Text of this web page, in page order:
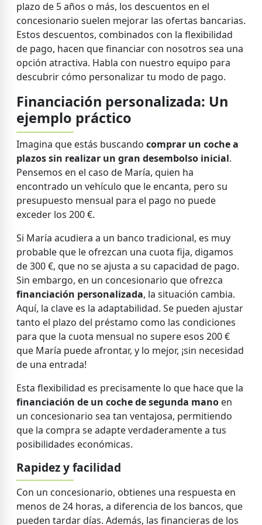
plazo de 5 años o más, los descuentos en el
concesionario suelen mejorar las ofertas bancarias.
Estos descuentos, combinados con la flexibilidad
de pago, hacen que financiar con nosotros sea una
opción atractiva. Habla con nuestro equipo para
descubrir cómo personalizar tu modo de pago.
Financiación personalizada: Un
ejemplo práctico
Imagina que estás buscando comprar un coche a
plazos sin realizar un gran desembolso inicial.
Pensemos en el caso de María, quien ha
encontrado un vehículo que le encanta, pero su
presupuesto mensual para el pago no puede
exceder los 200 €.
Si María acudiera a un banco tradicional, es muy
probable que le ofrezcan una cuota fija, digamos
de 300 €, que no se ajusta a su capacidad de pago.
Sin embargo, en un concesionario que ofrezca
financiación personalizada, la situación cambia.
Aquí, la clave es la adaptabilidad. Se pueden ajustar
tanto el plazo del préstamo como las condiciones
para que la cuota mensual no supere esos 200 €
que María puede afrontar, y lo mejor, ¡sin necesidad
de una entrada!
Esta flexibilidad es precisamente lo que hace que la
financiación de un coche de segunda mano en
un concesionario sea tan ventajosa, permitiendo
que la compra se adapte verdaderamente a tus
posibilidades económicas.
Rapidez y facilidad
Con un concesionario, obtienes una respuesta en
menos de 24 horas, a diferencia de los bancos, que
pueden tardar días. Además, las financieras de los